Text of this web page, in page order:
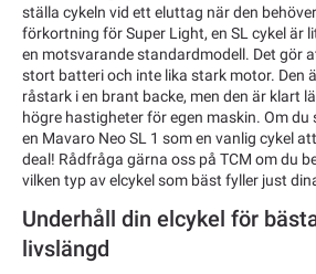
ställa cykeln vid ett eluttag när den
förkortning för Super Light, en SL cykel är
en motsvarande standardmodell. Det gör
stort batteri och inte lika stark motor. Den
råstark i en brant backe, men den är klart
högre hastigheter för egen maskin. Om du
en Mavaro Neo SL 1 som en vanlig cykel
deal! Rådfråga gärna oss på TCM om du
vilken typ av elcykel som bäst fyller just
Underhåll din elcykel för
livslängd